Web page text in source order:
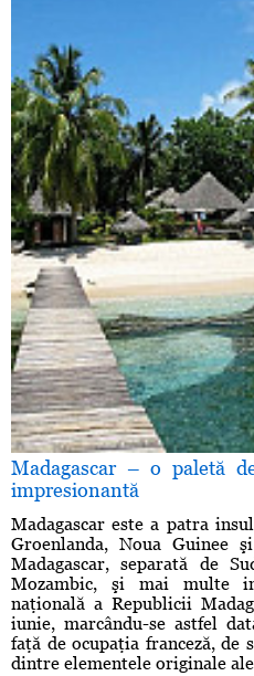
Madagascar – o paletă
impresionantă
Madagascar este a patra
Groenlanda, Noua Guinee
Madagascar, separată de
Mozambic, şi mai multe
naţională a Republicii
iunie, marcându-se astfel
faţă de ocupaţia franceză, de
dintre elementele originale